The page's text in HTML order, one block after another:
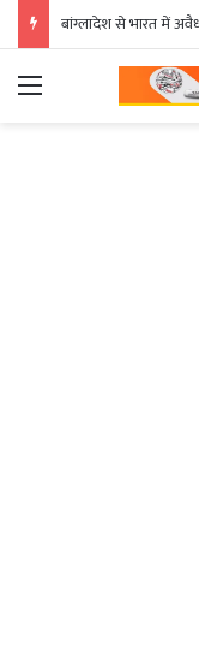
बांग्लादेश से भारत में
Menu